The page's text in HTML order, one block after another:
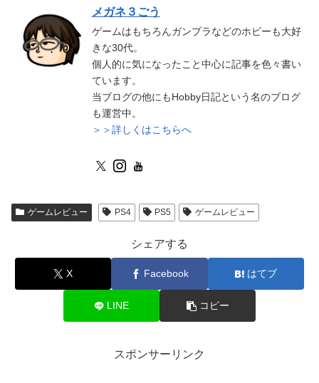
メガネ３ごう
ゲームはもちろんガンプラなどのホビーも大好
きな30代。
個人的に気になったこと中心に記事を色々書い
ています。
当ブログの他にもHobby日記という名のブログ
も運営中。
＞＞詳しくはこちらへ
ゲームレビュー PS4 PS5 ゲームレビュー
シェアする
X Facebook はてブ
LINE コピー
スポンサーリンク